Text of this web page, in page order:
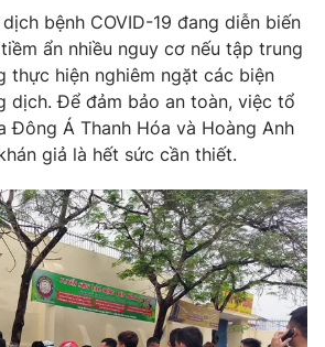
tương lai
Podcast
Infographic
bệnh COVID-19 đang diễn biến
ẩn nhiều nguy cơ nếu tập trung
thực hiện nghiêm ngặt các biện
dịch. Để đảm bảo an toàn, việc tổ
Đông Á Thanh Hóa và Hoàng Anh
giả là hết sức cần thiết.